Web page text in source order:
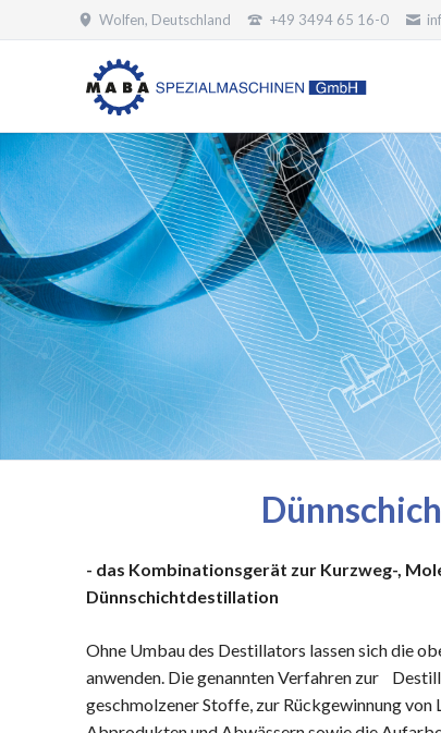
Wolfen, Deutschland +49 3494 65 16-0
- das Kombinationsgerät zur Kurzweg-,
Dünnschichtdestillation
Ohne Umbau des Destillators lassen sich die
anwenden. Die genannten Verfahren zur
geschmolzener Stoffe, zur Rückgewinnung von